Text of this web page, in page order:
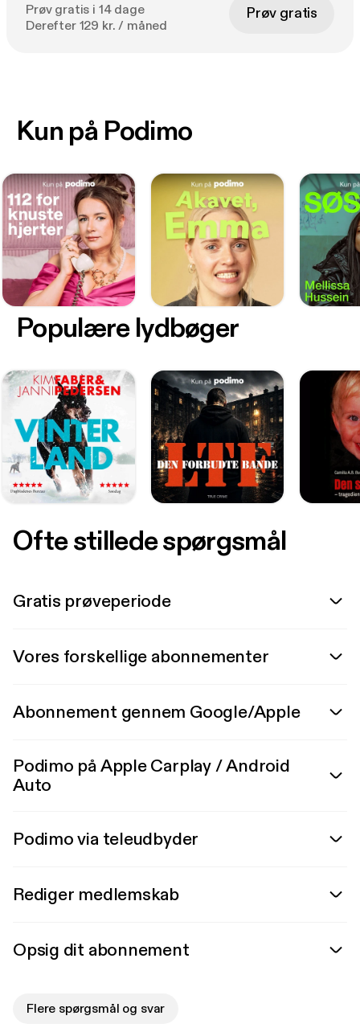
Prøv gratis i 14 dage
Derefter 129 kr. / måned
Prøv gratis
Kun på Podimo
Populære lydbøger
Ofte stillede spørgsmål
Gratis prøveperiode
Vores forskellige abonnementer
Abonnement gennem Google/Apple
Podimo på Apple Carplay / Android
Auto
Podimo via teleudbyder
Rediger medlemskab
Opsig dit abonnement
Flere spørgsmål og svar